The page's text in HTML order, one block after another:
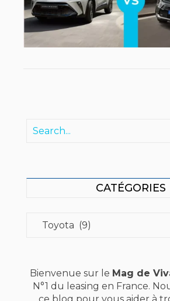
CATÉGORIES
Catégories
Bienvenue sur le Mag de
N°1 du leasing en France.